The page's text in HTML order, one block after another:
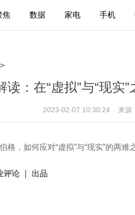
焦 数据 家电 手机
>
读：在“虚拟”与“现实
2023-02-07 10:30:24 来源
格，如何应对“虚拟”与“现实”的两难
评论 ｜ 出品